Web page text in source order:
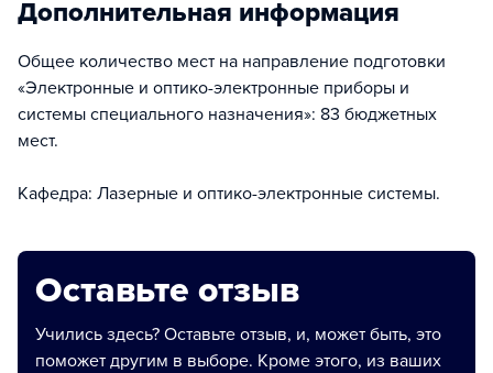
Дополнительная информация
Общее количество мест на направление подготовки
«Электронные и оптико-электронные приборы и
системы специального назначения»: 83 бюджетных
мест.
Кафедра: Лазерные и оптико-электронные системы.
Оставьте отзыв
Учились здесь? Оставьте отзыв, и, может быть, это
поможет другим в выборе. Кроме этого, из ваших